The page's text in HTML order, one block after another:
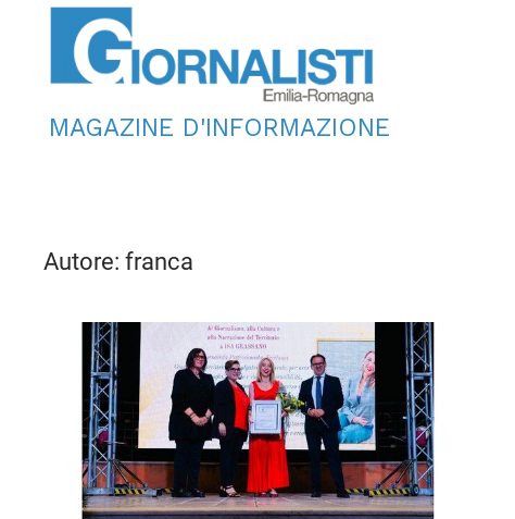
MAGAZINE D'INFORMAZIONE
Autore: franca